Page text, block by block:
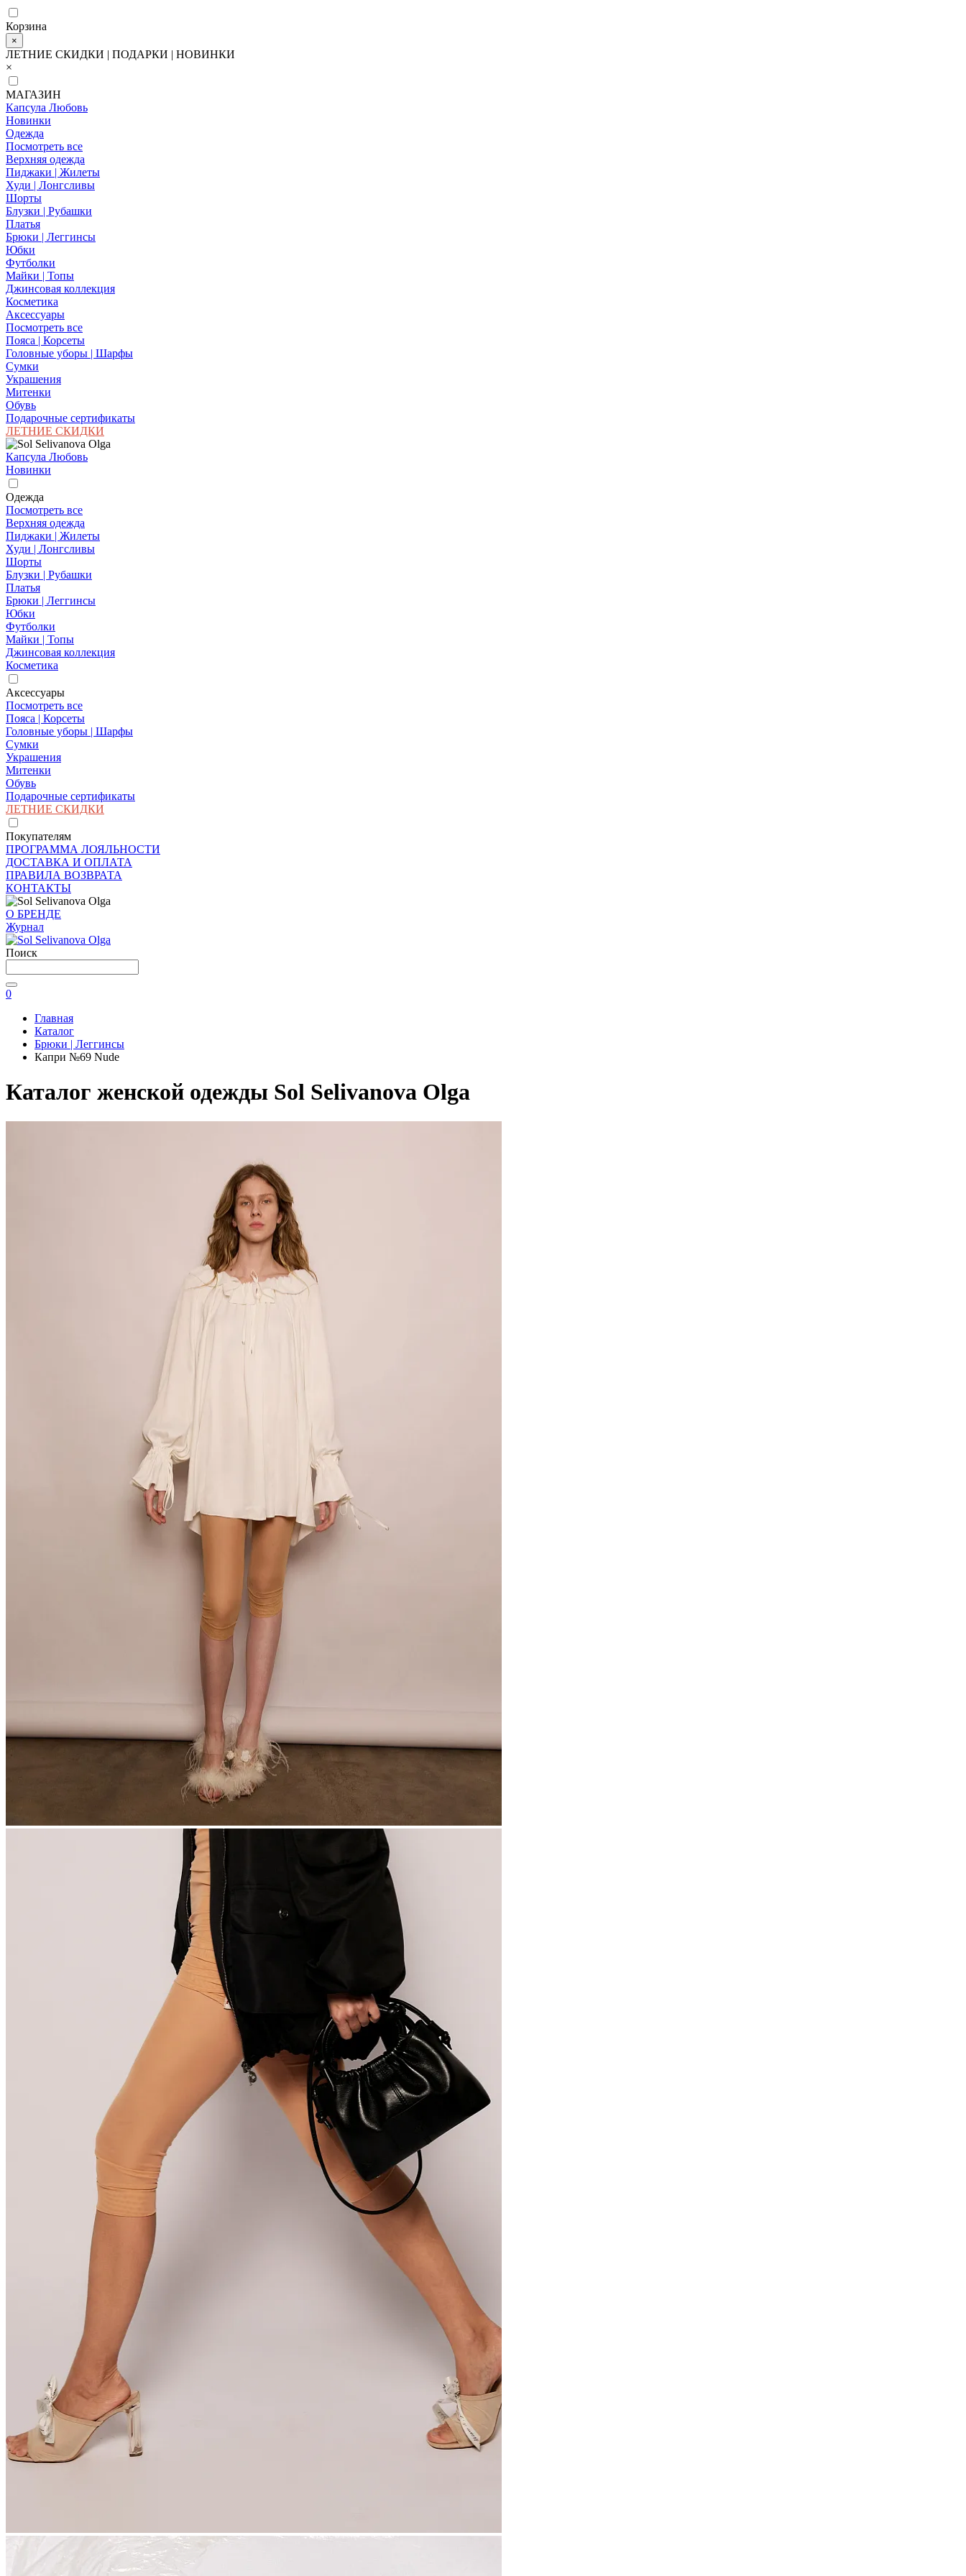
Корзина
×
ЛЕТНИЕ СКИДКИ | ПОДАРКИ | НОВИНКИ
×
МАГАЗИН
Капсула Любовь
Новинки
Одежда
Посмотреть все
Верхняя одежда
Пиджаки | Жилеты
Худи | Лонгсливы
Шорты
Блузки | Рубашки
Платья
Брюки | Леггинсы
Юбки
Футболки
Майки | Топы
Джинсовая коллекция
Косметика
Аксессуары
Посмотреть все
Пояса | Корсеты
Головные уборы | Шарфы
Сумки
Украшения
Митенки
Обувь
Подарочные сертификаты
ЛЕТНИЕ СКИДКИ
Капсула Любовь
Новинки
Одежда
Посмотреть все
Верхняя одежда
Пиджаки | Жилеты
Худи | Лонгсливы
Шорты
Блузки | Рубашки
Платья
Брюки | Леггинсы
Юбки
Футболки
Майки | Топы
Джинсовая коллекция
Косметика
Аксессуары
Посмотреть все
Пояса | Корсеты
Головные уборы | Шарфы
Сумки
Украшения
Митенки
Обувь
Подарочные сертификаты
ЛЕТНИЕ СКИДКИ
Покупателям
ПРОГРАММА ЛОЯЛЬНОСТИ
ДОСТАВКА И ОПЛАТА
ПРАВИЛА ВОЗВРАТА
КОНТАКТЫ
О БРЕНДЕ
Журнал
Поиск
0
Главная
Каталог
Брюки | Леггинсы
Капри №69 Nude
Каталог женской одежды Sol Selivanova Olga